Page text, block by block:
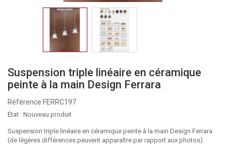
Suspension triple linéaire en céramique
peinte à la main Design Ferrara
Référence FERRC197
État : Nouveau produit
Suspension triple linéaire en céramique peinte à la main Design Ferrara
(de légères différences peuvent apparaître par rapport aux photos)